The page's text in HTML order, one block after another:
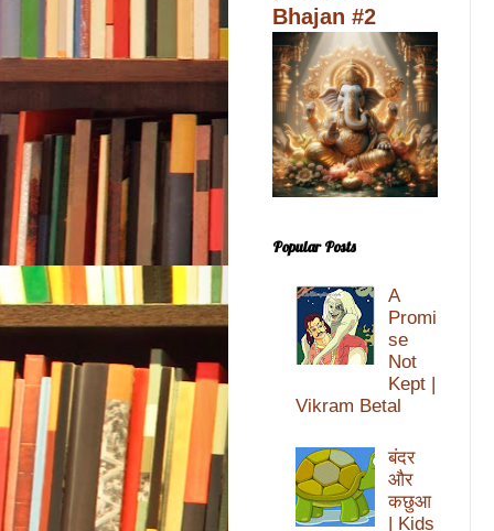
Bhajan #2
Popular Posts
A
Promi
se
Not
Kept |
Vikram Betal
बंदर
और
कछुआ
| Kids